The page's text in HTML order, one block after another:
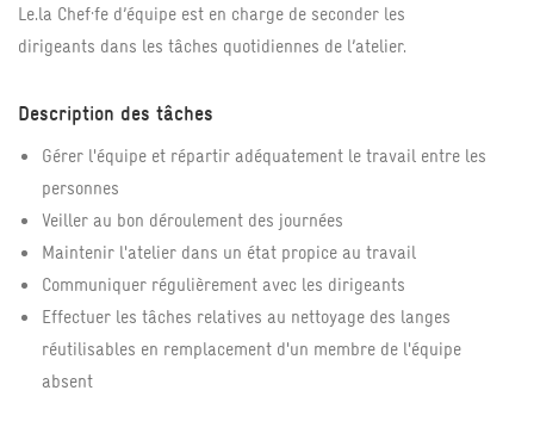
Le.la Chef·fe d’équipe est en charge de seconder les
dirigeants dans les tâches quotidiennes de l’atelier.
Description des tâches
Gérer l'équipe et répartir adéquatement le travail entre les
personnes
Veiller au bon déroulement des journées
Maintenir l'atelier dans un état propice au travail
Communiquer régulièrement avec les dirigeants
Effectuer les tâches relatives au nettoyage des langes
réutilisables en remplacement d'un membre de l'équipe
absent